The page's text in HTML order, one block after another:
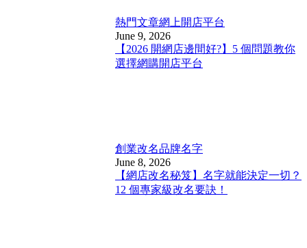
熱門文章網上開店平台
June 9, 2026
【2026 開網店邊間好?】5 個問題教你
選擇網購開店平台
創業改名品牌名字
June 8, 2026
【網店改名秘笈】名字就能決定一切？
12 個專家級改名要訣！